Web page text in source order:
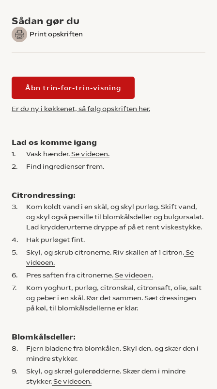
Sådan gør du
Print opskriften
Åbn trin-for-trin-visning
Er du ny i køkkenet, så følg opskriften her.
Lad os komme igang
1. Vask hænder. Se videoen.
2.
Find ingredienser frem.
Citrondressing:
3.
Kom koldt vand i en skål, og skyl purløg. Skift vand,
og skyl også persille til blomkålsdeller og bulgursalat.
Lad krydderurterne dryppe af på et rent viskestykke.
4.
Hak purløget fint.
5.
Skyl, og skrub citronerne. Riv skallen af 1 citron. Se
videoen.
6.
Pres saften fra citronerne. Se videoen.
7.
Kom yoghurt, purløg, citronskal, citronsaft, olie, salt
og peber i en skål. Rør det sammen. Sæt dressingen
på køl, til blomkålsdellerne er klar.
Blomkålsdeller:
8.
Fjern bladene fra blomkålen. Skyl den, og skær den i
mindre stykker.
9.
Skyl, og skræl gulerødderne. Skær dem i mindre
stykker. Se videoen.